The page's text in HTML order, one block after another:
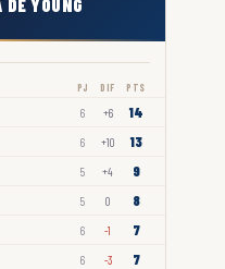
YOUNG
PJ DIF PTS
6 +6 14
6 +10 13
5 +4 9
5 0 8
6 -1 7
6 -3 7